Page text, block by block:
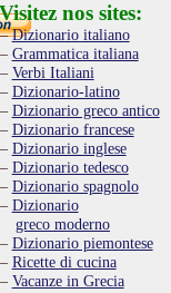
Visitez nos sites:
Dizionario italiano
Grammatica italiana
Verbi Italiani
Dizionario-latino
Dizionario greco antico
Dizionario francese
Dizionario inglese
Dizionario tedesco
Dizionario spagnolo
Dizionario
greco moderno
Dizionario piemontese
Ricette di cucina
Vacanze in Grecia